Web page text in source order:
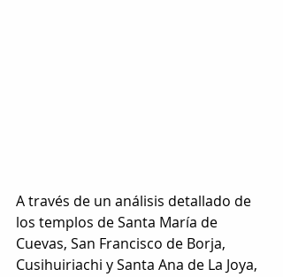
A través de un análisis detallado de
los templos de Santa María de
Cuevas, San Francisco de Borja,
Cusihuiriachi y Santa Ana de La Joya,